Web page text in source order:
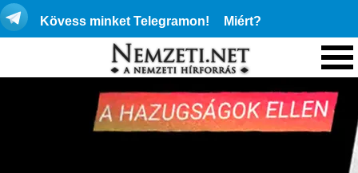
Kövess minket Telegramon! Miért?